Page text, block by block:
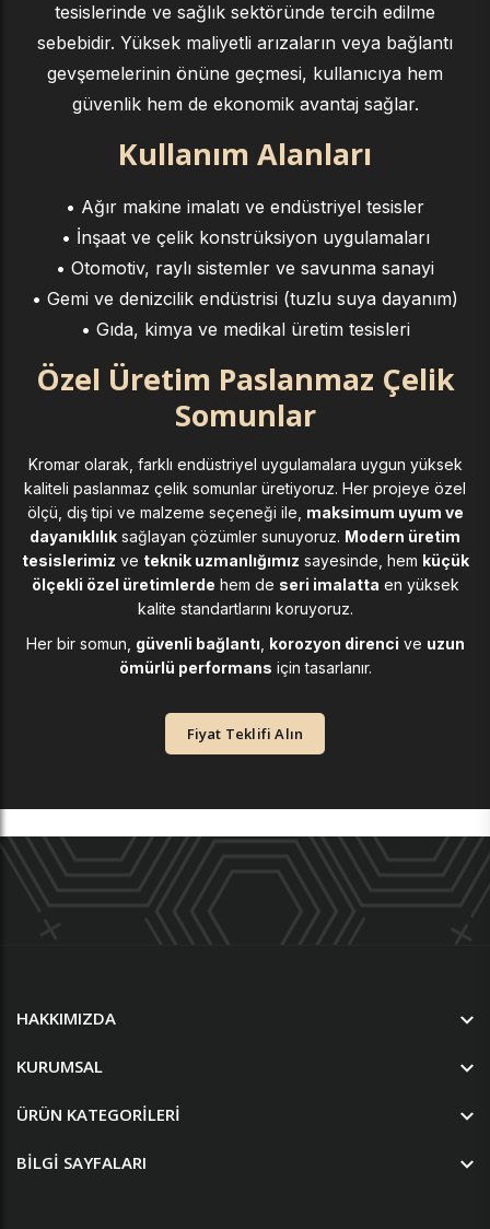
tesislerinde ve sağlık sektöründe tercih edilme
sebebidir. Yüksek maliyetli arızaların veya bağlantı
gevşemelerinin önüne geçmesi, kullanıcıya hem
güvenlik hem de ekonomik avantaj sağlar.
Kullanım Alanları
• Ağır makine imalatı ve endüstriyel tesisler
• İnşaat ve çelik konstrüksiyon uygulamaları
• Otomotiv, raylı sistemler ve savunma sanayi
• Gemi ve denizcilik endüstrisi (tuzlu suya dayanım)
• Gıda, kimya ve medikal üretim tesisleri
Özel Üretim Paslanmaz Çelik
Somunlar
Kromar olarak, farklı endüstriyel uygulamalara uygun yüksek
kaliteli paslanmaz çelik somunlar üretiyoruz. Her projeye özel
ölçü, diş tipi ve malzeme seçeneği ile, maksimum uyum ve
dayanıklılık sağlayan çözümler sunuyoruz. Modern üretim
tesislerimiz ve teknik uzmanlığımız sayesinde, hem küçük
ölçekli özel üretimlerde hem de seri imalatta en yüksek
kalite standartlarını koruyoruz.
Her bir somun, güvenli bağlantı korozyon direnci ve uzun
ömürlü performans için tasarlanır.
Fiyat Teklifi Alın
HAKKIMIZDA
KURUMSAL
ÜRÜN KATEGORILERI
BILGI SAYFALARI